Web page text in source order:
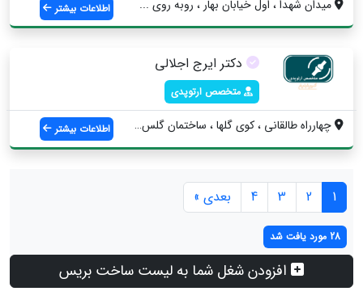
میدان شهدا ، اول خیابان بهار ، روبه روی ... اطلاعات بیشتر
دکتر ایرج اجلالی
متخصص ارتوپدی
چهارراه طالقانی ، کوی گلها ، ساختمان گلس... اطلاعات بیشتر
1
2
3
4 بعدی »
28 مورد یافت شد
افزودن شغل شما به لیست ساخت بریس